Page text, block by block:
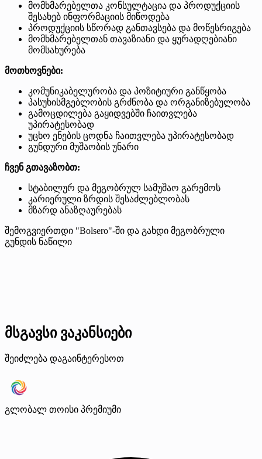
მომხმარებელთა კონსულტაცია და პროდუქციის
შესახებ ინფორმაციის მიწოდება
პროდუქციის სწორად განთავსება და მოწესრიგება
მომხმარებელთან თავაზიანი და ყურადღებიანი
მომსახურება
მოთხოვნები:
კომუნიკაბელურობა და პოზიტიური განწყობა
პასუხისმგებლობის გრძნობა და ორგანიზებულობა
გამოცდილება გაყიდვებში ჩაითვლება
უპირატესობად
უცხო ენების ცოდნა ჩაითვლება უპირატესობად
გუნდური მუშაობის უნარი
ჩვენ გთავაზობთ:
სტაბილურ და მეგობრულ სამუშაო გარემოს
კარიერული ზრდის შესაძლებლობას
მზარდ ანაზღაურებას
შემოგვიერთდი "Bolsero"-ში და გახდი მეგობრული
გუნდის ნაწილი
მსგავსი ვაკანსიები
შეიძლება დაგაინტერესოთ
გლობალ თოისი პრემიუმი